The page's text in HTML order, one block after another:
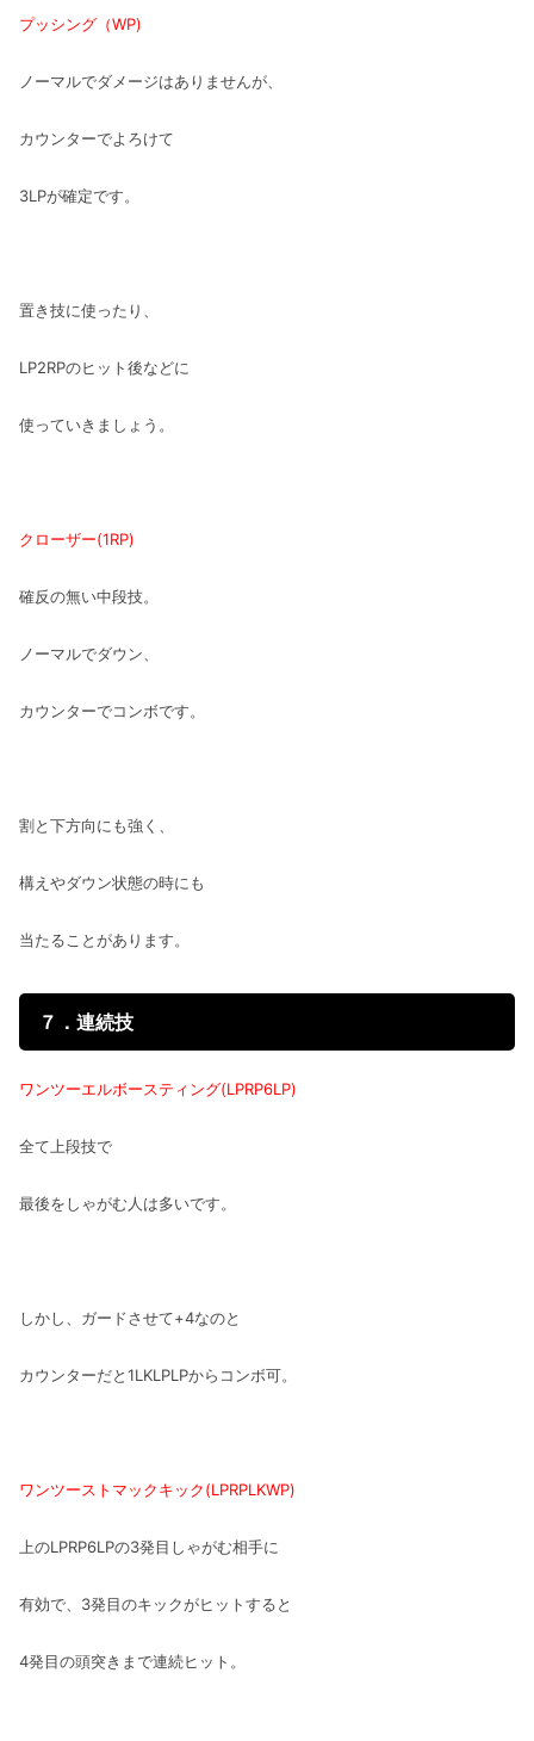
プッシング（WP)
ノーマルでダメージはありませんが、
カウンターでよろけて
3LPが確定です。
置き技に使ったり、
LP2RPのヒット後などに
使っていきましょう。
クローザー(1RP)
確反の無い中段技。
ノーマルでダウン、
カウンターでコンボです。
割と下方向にも強く、
構えやダウン状態の時にも
当たることがあります。
７．連続技
ワンツーエルボースティング(LPRP6LP)
全て上段技で
最後をしゃがむ人は多いです。
しかし、ガードさせて+4なのと
カウンターだと1LKLPLPからコンボ可。
ワンツーストマックキック(LPRPLKWP)
上のLPRP6LPの3発目しゃがむ相手に
有効で、3発目のキックがヒットすると
4発目の頭突きまで連続ヒット。